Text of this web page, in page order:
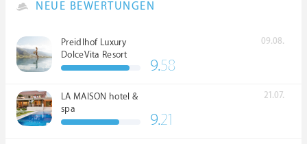
NEUE BEWERTUNGEN
Preidlhof Luxury
DolceVita Resort
*****
09.08.
9.58
LA MAISON hotel &
spa
21.07.
9.21